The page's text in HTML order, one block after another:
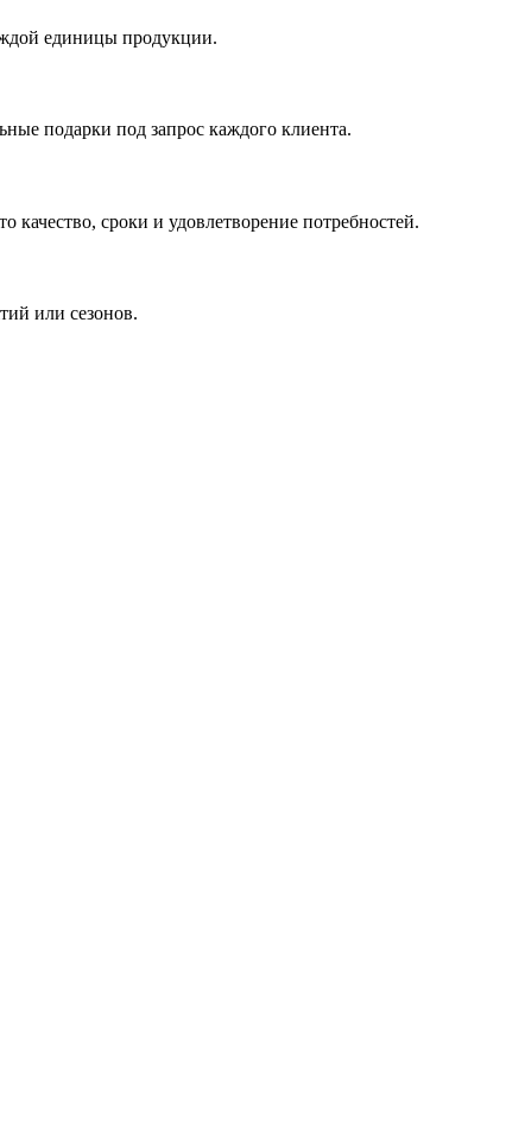
единицы продукции.
подарки под запрос каждого клиента.
сроки и удовлетворение потребностей.
или сезонов.